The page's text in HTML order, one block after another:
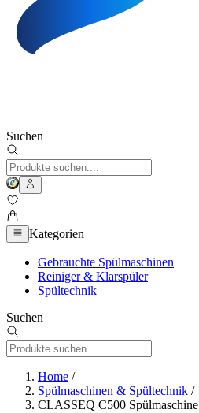
Suchen
Kategorien
Gebrauchte Spülmaschinen
Reiniger & Klarspüler
Spültechnik
Suchen
Home /
Spülmaschinen & Spültechnik /
CLASSEQ C500 Spülmaschine